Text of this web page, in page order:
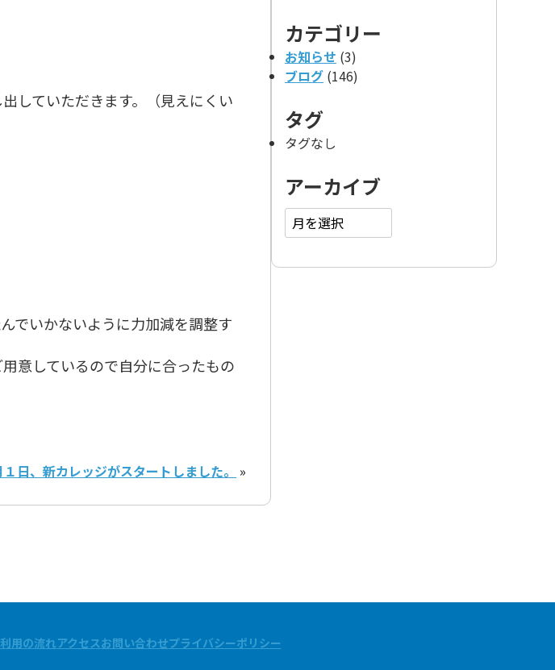
していただきます。（見えにくい
でいかないように力加減を調整す
意しているので自分に合ったもの
１日、新カレッジがスタートしました。 »
カテゴリー
お知らせ (3)
ブログ (146)
タグ
タグなし
アーカイブ
ア
ー
イ
利用の流れアクセスお問い合わせプライバシーポリシー